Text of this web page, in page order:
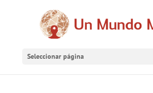
Seleccionar página